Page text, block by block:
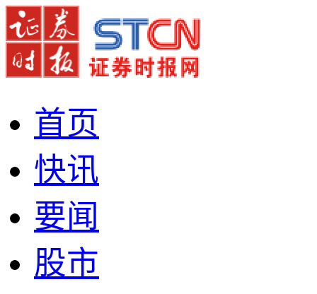
首页
快讯
要闻
股市